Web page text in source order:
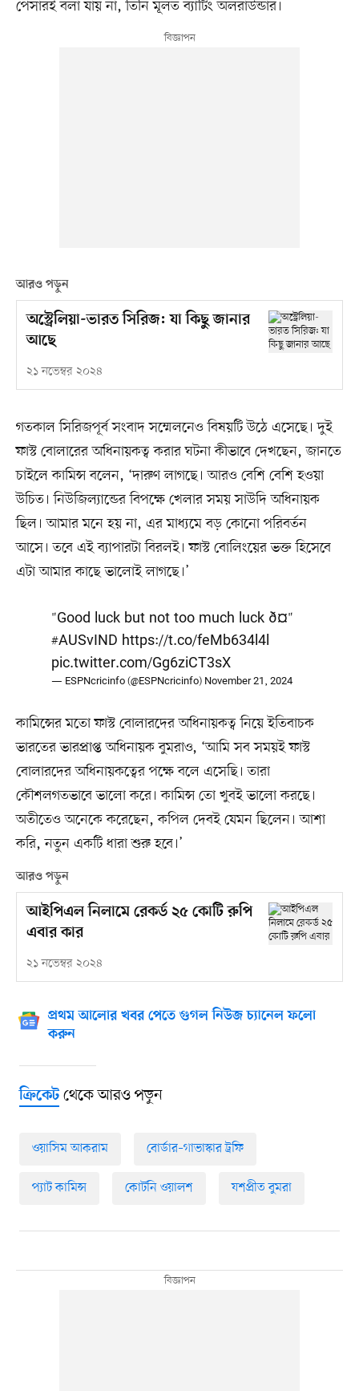
পেসারই বলা যায় না, তিনি মূলত ব্যাটিং অলরাউন্ডার।
আরও পড়ুন
অস্ট্রেলিয়া-ভারত সিরিজ: যা কিছু জানার
আছে
২১ নভেম্বর ২০২৪
গতকাল সিরিজপূর্ব সংবাদ সম্মেলনেও বিষয়টি উঠে এসেছে। দুই
ফাস্ট বোলারের অধিনায়কত্ব করার ঘটনা কীভাবে দেখছেন, জানতে
চাইলে কামিন্স বলেন, ‘দারুণ লাগছে। আরও বেশি বেশি হওয়া
উচিত। নিউজিল্যান্ডের বিপক্ষে খেলার সময় সাউদি অধিনায়ক
ছিল। আমার মনে হয় না, এর মাধ্যমে বড় কোনো পরিবর্তন
আসে। তবে এই ব্যাপারটা বিরলই। ফাস্ট বোলিংয়ের ভক্ত হিসেবে
এটা আমার কাছে ভালোই লাগছে।’
"Good luck but not too much luck ð¤"
#AUSvIND https://t.co/feMb634l4l
pic.twitter.com/Gg6ziCT3sX
— ESPNcricinfo (@ESPNcricinfo) November 21, 2024
কামিন্সের মতো ফাস্ট বোলারদের অধিনায়কত্ব নিয়ে ইতিবাচক
ভারতের ভারপ্রাপ্ত অধিনায়ক বুমরাও, ‘আমি সব সময়ই ফাস্ট
বোলারদের অধিনায়কত্বের পক্ষে বলে এসেছি। তারা
কৌশলগতভাবে ভালো করে। কামিন্স তো খুবই ভালো করছে।
অতীতেও অনেকে করেছেন, কপিল দেবই যেমন ছিলেন। আশা
করি, নতুন একটি ধারা শুরু হবে।’
আরও পড়ুন
আইপিএল নিলামে রেকর্ড ২৫ কোটি রুপি
এবার কার
২১ নভেম্বর ২০২৪
প্রথম আলোর খবর পেতে গুগল নিউজ চ্যানেল ফলো
করুন
ক্রিকেটথেকে আরও পড়ুন
ওয়াসিম আকরাম বোর্ডার–গাভাস্কার ট্রফি
প্যাট কামিন্স কোর্টনি ওয়ালশ যশপ্রীত বুমরা